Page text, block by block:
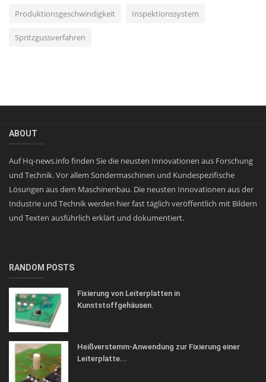
Produktionsgeschwindigkeit Inspektionssystem
Spritzgussverfahren
ABOUT
Auf Hq-news.info finden Sie die neusten Innovationen aus Forschung
und Technik. Vor allem Sondermaschinen und Kundespezifische
Lösungen aus dem Maschinenbau. Die neusten Innovationen aus der
Industrie und Technik werden hier fast täglich veröffentlich mit Bildern
und Texten ausführlich erklärt und dokumentiert.
RANDOM POSTS
Fixierung von Leiterplatten in
Kunststoffgehäusen.
Heißverstemm-Anwendung zur Fixierung einer
Leiterplatte...